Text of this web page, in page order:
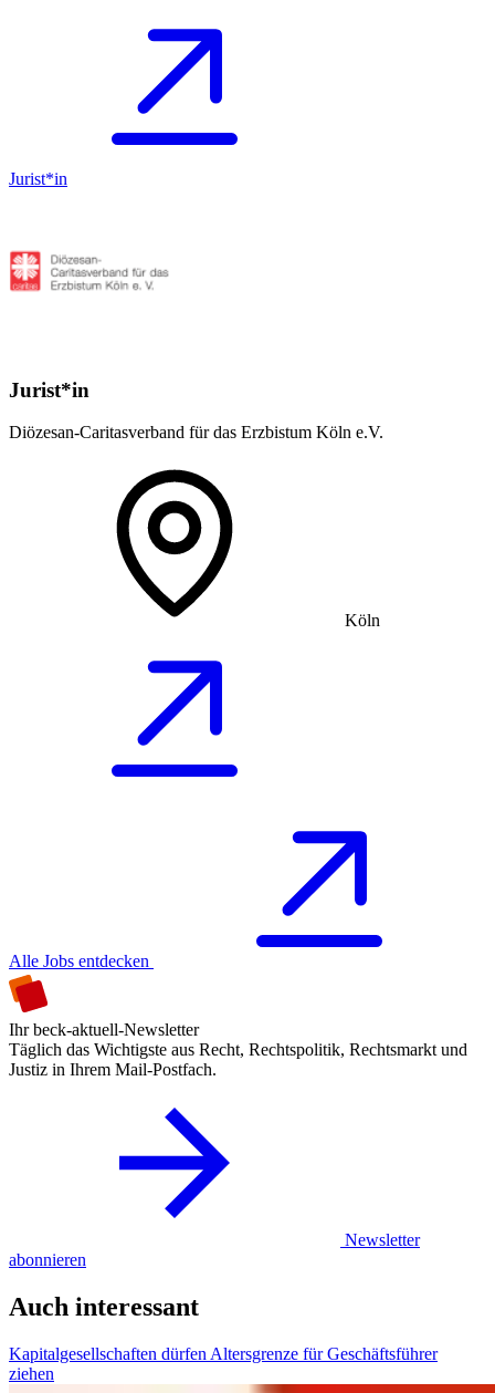
Jurist*in
Jurist*in
Diözesan-Caritasverband für das Erzbistum Köln e.V.
Köln
Alle Jobs entdecken
Ihr beck-aktuell-Newsletter
Täglich das Wichtigste aus Recht, Rechtspolitik, Rechtsmarkt und
Justiz in Ihrem Mail-Postfach.
Newsletter
abonnieren
Auch interessant
Kapitalgesellschaften dürfen Altersgrenze für Geschäftsführer
ziehen